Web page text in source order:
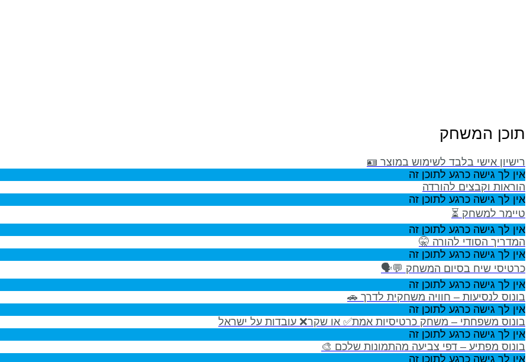
תוכן המשחק
רישיון אישי בלבד לשימוש במוצר 🪪
אין לך גישה כרגע לתוכן זה
הוראות וקבצים להורדה
אין לך גישה כרגע לתוכן זה
טיימר למשחק ⏳
אין לך גישה כרגע לתוכן זה
המדריך הסודי להורה 🤫
אין לך גישה כרגע לתוכן זה
כרטיסי שיח בסיום המשחק 💬🗣
אין לך גישה כרגע לתוכן זה
בונוס לנסיעות – חוויה משחקית לדרך 🚗
אין לך גישה כרגע לתוכן זה
בונוס משפחתי – משחק כרטיסיות אמת✅ או שקר❌ עובדות על ישראל
אין לך גישה כרגע לתוכן זה
בונוס מפתיע – דפי צביעה מהתמונות שלכם 🎨
אין לך גישה כרגע לתוכן זה